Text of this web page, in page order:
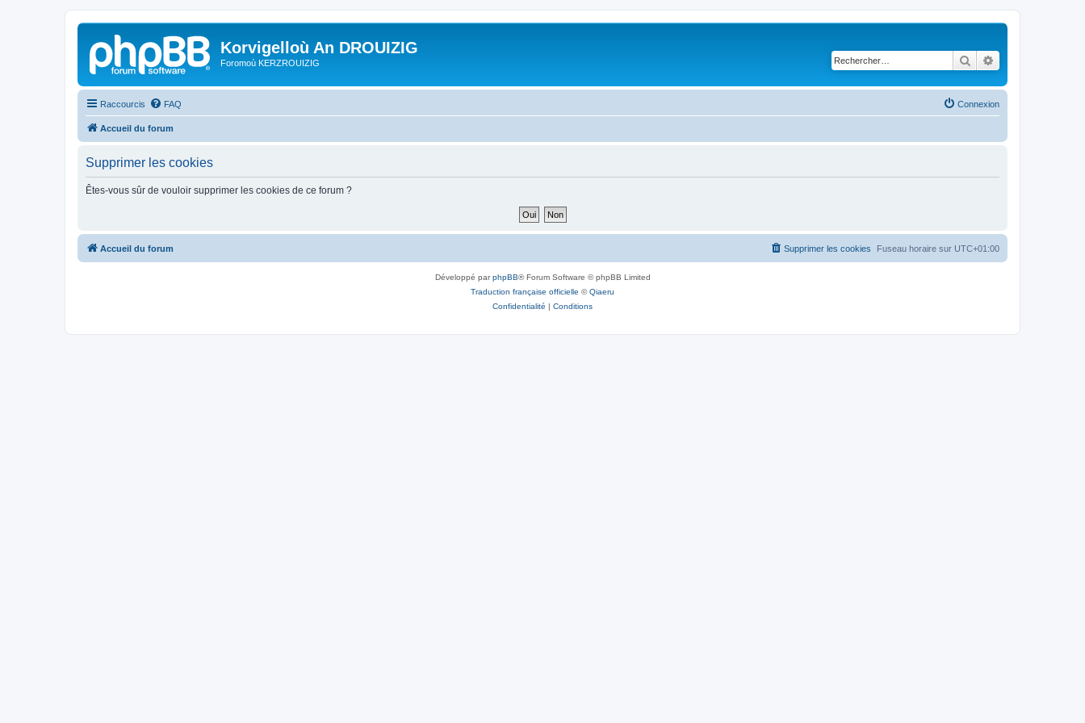
Korvigelloù An DROUIZIG
Foromoù KERZROUIZIG Rechercher
Raccourcis FAQ Connexion
Accueil du forum
Supprimer les cookies
Êtes-vous sûr de vouloir supprimer les cookies de ce forum ?
Accueil du forum Fuseau horaire sur UTC+01:00
Supprimer les cookies
Développé parphpBB® Forum Software © phpBB Limited
Traduction française officielle ©Qiaeru
Confidentialité | Conditions